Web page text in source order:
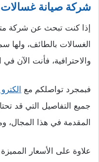
شركة صيانة
إذا كنت تبحث عن شركة
الغسالات بالطائف، ولها
والاحترافية، فأنت الآن
فبمجرد تواصلكم مع
جميع التفاصيل التي قد
المقدمة في هذا المجال،
علاوة على الأسعار